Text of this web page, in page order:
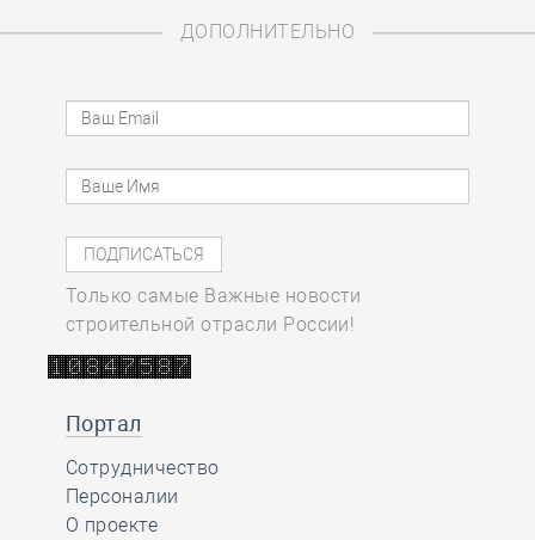
ДОПОЛНИТЕЛЬНО
Только самые Важные новости
строительной отрасли России!
Портал
Сотрудничество
Персоналии
О проекте